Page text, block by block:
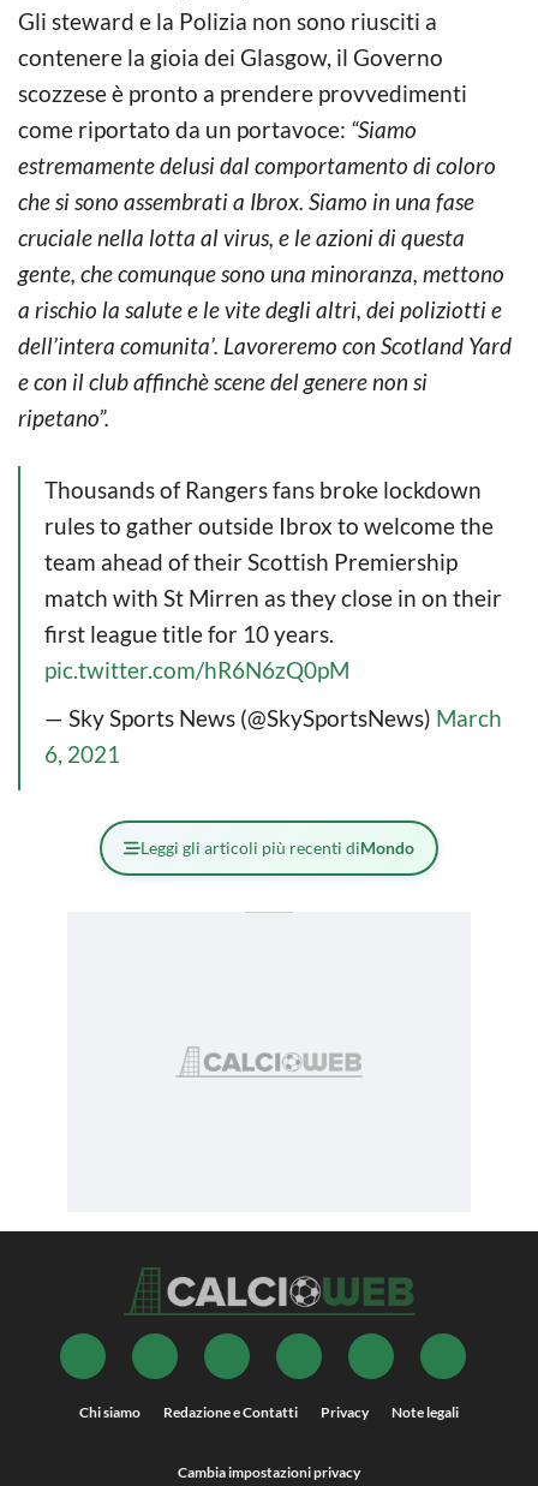
Gli steward e la Polizia non sono riusciti a
contenere la gioia dei Glasgow, il Governo
scozzese è pronto a prendere provvedimenti
come riportato da un portavoce: “Siamo
estremamente delusi dal comportamento di coloro
che si sono assembrati a Ibrox. Siamo in una fase
cruciale nella lotta al virus, e le azioni di questa
gente, che comunque sono una minoranza, mettono
a rischio la salute e le vite degli altri, dei poliziotti e
dell’intera comunita’. Lavoreremo con Scotland Yard
e con il club affinchè scene del genere non si
ripetano”.
Thousands of Rangers fans broke lockdown
rules to gather outside Ibrox to welcome the
team ahead of their Scottish Premiership
match with St Mirren as they close in on their
first league title for 10 years.
pic.twitter.com/hR6N6zQ0pM
— Sky Sports News (@SkySportsNews) March
6, 2021
Leggi gli articoli più recenti diMondo
Chi siamo Redazione e Contatti Privacy Note legali
Cambia impostazioni privacy